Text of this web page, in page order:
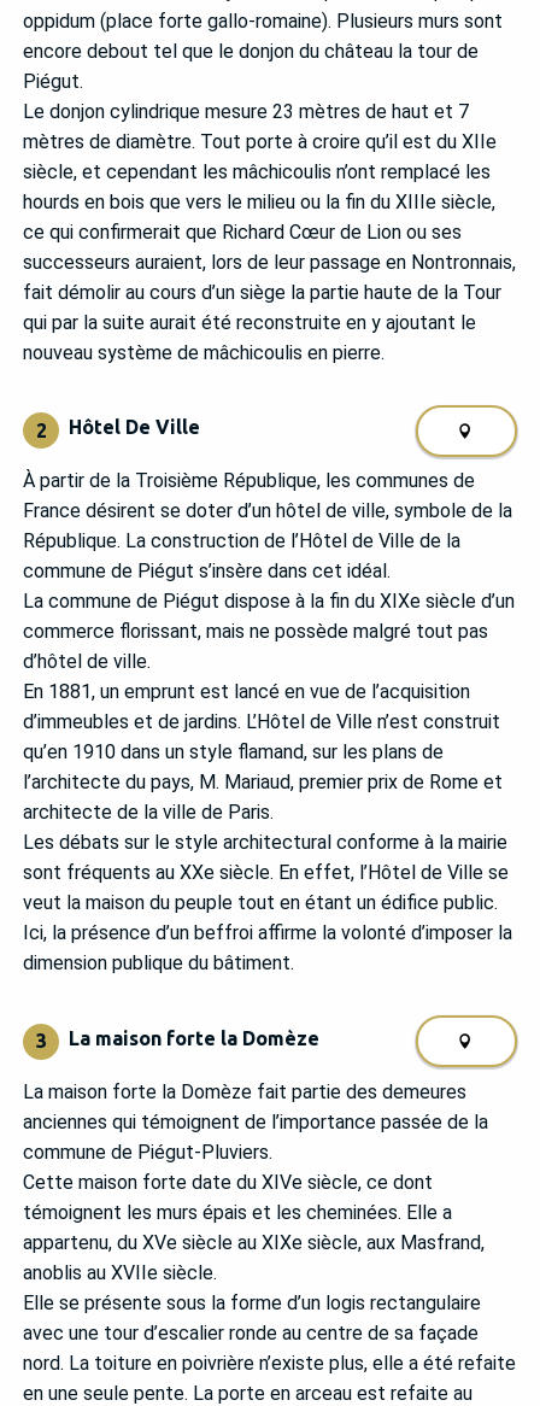
oppidum (place forte gallo-romaine). Plusieurs murs sont
encore debout tel que le donjon du château la tour de
Piégut.
Le donjon cylindrique mesure 23 mètres de haut et 7
mètres de diamètre. Tout porte à croire qu’il est du XIIe
siècle, et cependant les mâchicoulis n’ont remplacé les
hourds en bois que vers le milieu ou la fin du XIIIe siècle,
ce qui confirmerait que Richard Cœur de Lion ou ses
successeurs auraient, lors de leur passage en Nontronnais,
fait démolir au cours d’un siège la partie haute de la Tour
qui par la suite aurait été reconstruite en y ajoutant le
nouveau système de mâchicoulis en pierre.
2 Hôtel De Ville
À partir de la Troisième République, les communes de
France désirent se doter d’un hôtel de ville, symbole de la
République. La construction de l’Hôtel de Ville de la
commune de Piégut s’insère dans cet idéal.
La commune de Piégut dispose à la fin du XIXe siècle d’un
commerce florissant, mais ne possède malgré tout pas
d’hôtel de ville.
En 1881, un emprunt est lancé en vue de l’acquisition
d’immeubles et de jardins. L’Hôtel de Ville n’est construit
qu’en 1910 dans un style flamand, sur les plans de
l’architecte du pays, M. Mariaud, premier prix de Rome et
architecte de la ville de Paris.
Les débats sur le style architectural conforme à la mairie
sont fréquents au XXe siècle. En effet, l’Hôtel de Ville se
veut la maison du peuple tout en étant un édifice public.
Ici, la présence d’un beffroi affirme la volonté d’imposer la
dimension publique du bâtiment.
3 La maison forte la Domèze
La maison forte la Domèze fait partie des demeures
anciennes qui témoignent de l’importance passée de la
commune de Piégut-Pluviers.
Cette maison forte date du XIVe siècle, ce dont
témoignent les murs épais et les cheminées. Elle a
appartenu, du XVe siècle au XIXe siècle, aux Masfrand,
anoblis au XVIIe siècle.
Elle se présente sous la forme d’un logis rectangulaire
avec une tour d’escalier ronde au centre de sa façade
nord. La toiture en poivrière n’existe plus, elle a été refaite
en une seule pente. La porte en arceau est refaite au